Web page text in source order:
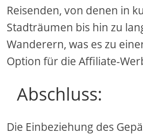
Reisenden, von denen in
Stadträumen bis hin zu
Wanderern, was es zu
Option für die Affiliate-
Abschluss:
Die Einbeziehung des